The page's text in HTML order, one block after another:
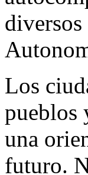
Los
pueblos
una
futuro.